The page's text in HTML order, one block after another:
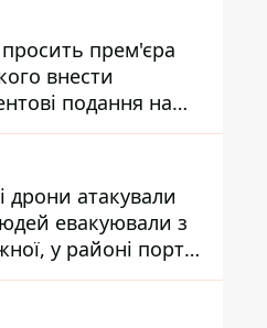
прем'єра
внести
подання на
володаря
Бахматова
дрони атакували
евакуювали з
у районі порту
про пожежу